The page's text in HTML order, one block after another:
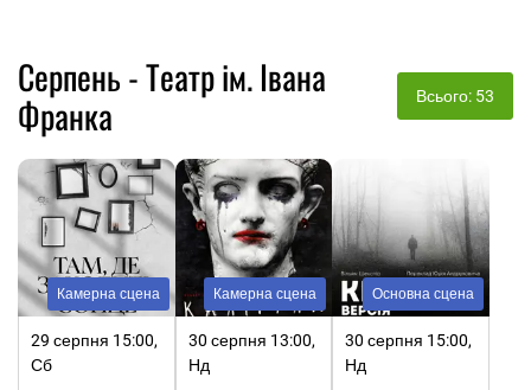
Серпень - Театр ім. Івана
Франка
Всього: 53
Камерна сцена
29 серпня 15:00,
Сб
Камерна сцена
30 серпня 13:00,
Нд
Основна сцена
30 серпня 15:00,
Нд